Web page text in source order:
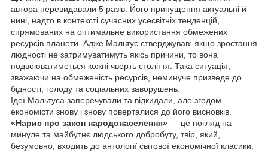
автора перевидавали 5 разів. Його припущення актуальні й
нині, надто в контексті сучасних усесвітніх тенденцій,
спрямованих на оптимальне використання обмежених
ресурсів планети. Адже Мальтус стверджував: якщо зростання
людності не затримуватимуть якісь причини, то вона
подвоюватиметься кожні чверть століття. Така ситуація,
зважаючи на обмеженість ресурсів, неминуче призведе до
бідності, голоду та соціальних заворушень.
Ідеї Мальтуса заперечували та відкидали, але згодом
економісти знову і знову поверталися до його виснов­ків.
«Нарис про закон народонаселення» — це погляд на
минуле та майбутнє людського добробуту, твір, який,
безумовно, входить до антології світової економічної класики.